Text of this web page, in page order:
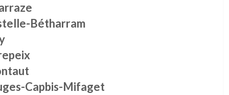
Bétharram
Capbis-Mifaget